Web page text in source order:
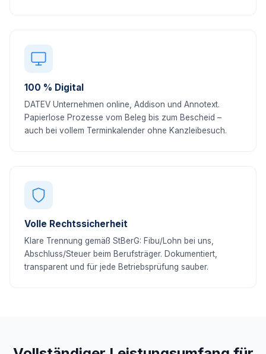
100 % Digital
DATEV Unternehmen online, Addison und Annotext.
Papierlose Prozesse vom Beleg bis zum Bescheid –
auch bei vollem Terminkalender ohne Kanzleibesuch.
Volle Rechtssicherheit
Klare Trennung gemäß StBerG: Fibu/Lohn bei uns,
Abschluss/Steuer beim Berufsträger. Dokumentiert,
transparent und für jede Betriebsprüfung sauber.